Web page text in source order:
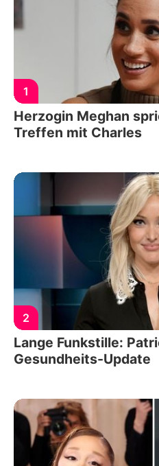
1
Herzogin Meghan
Treffen mit Charles
2
Lange Funkstille:
Gesundheits-Update